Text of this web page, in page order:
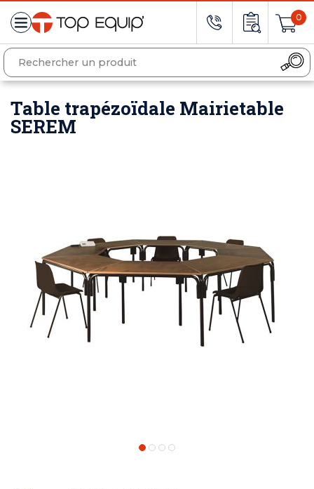
0
Table trapézoïdale Mairietable
SEREM